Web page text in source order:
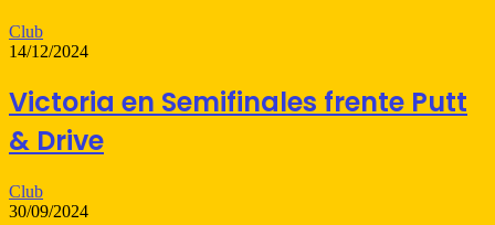
Club
14/12/2024
Victoria en Semifinales frente Putt
& Drive
Club
30/09/2024